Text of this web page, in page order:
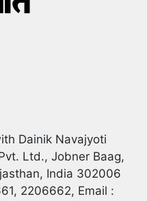
Dainik Navajyoti
Ltd., Jobner Baag,
India 302006
2206662, Email :